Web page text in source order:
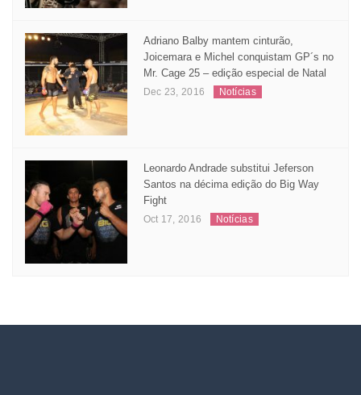
Adriano Balby mantem cinturão,
Joicemara e Michel conquistam GP´s no
Mr. Cage 25 – edição especial de Natal
Dec 23, 2016 Notícias
Leonardo Andrade substitui Jeferson
Santos na décima edição do Big Way
Fight
Oct 17, 2016 Notícias